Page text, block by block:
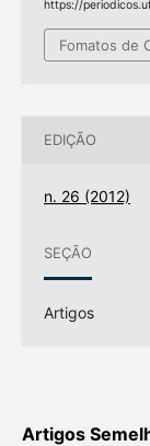
https://
Fomatos de
EDIÇÃO
n. 26 (2012)
SEÇÃO
Artigos
Artigos